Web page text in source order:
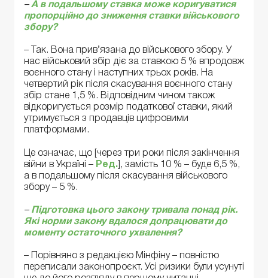
– А в подальшому ставка може коригуватися
пропорційно до зниження ставки військового
збору?
– Так. Вона прив’язана до військового збору. У
нас військовий збір діє за ставкою 5 % впродовж
воєнного стану і наступних трьох років. На
четвертий рік після скасування воєнного стану
збір стане 1,5 %. Відповідним чином також
відкоригується розмір податкової ставки, який
утримується з продавців цифровими
платформами.
Це означає, що [через три роки після закінчення
війни в Україні – Ред. ], замість 10 % – буде 6,5 %,
а в подальшому після скасування військового
збору – 5 %.
– Підготовка цього закону тривала понад рік.
Які норми закону вдалося допрацювати до
моменту остаточного ухвалення?
– Порівняно з редакцією Мінфіну – повністю
переписали законопроєкт. Усі ризики були усунуті